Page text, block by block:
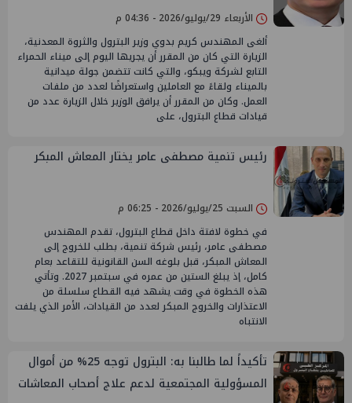
الأربعاء 29/يوليو/2026 - 04:36 م
ألغى المهندس كريم بدوي وزير البترول والثروة المعدنية،
الزيارة التي كان من المقرر أن يجريها اليوم إلى ميناء الحمراء
التابع لشركة ويبكو، والتي كانت تتضمن جولة ميدانية
بالميناء ولقاءً مع العاملين واستعراضًا لعدد من ملفات
العمل. وكان من المقرر أن يرافق الوزير خلال الزيارة عدد من
قيادات قطاع البترول، على
رئيس تنمية مصطفى عامر يختار المعاش المبكر
السبت 25/يوليو/2026 - 06:25 م
في خطوة لافتة داخل قطاع البترول، تقدم المهندس
مصطفى عامر، رئيس شركة تنمية، بطلب للخروج إلى
المعاش المبكر، قبل بلوغه السن القانونية للتقاعد بعام
كامل، إذ يبلغ الستين من عمره في سبتمبر 2027. وتأتي
هذه الخطوة في وقت يشهد فيه القطاع سلسلة من
الاعتذارات والخروج المبكر لعدد من القيادات، الأمر الذي يلفت
الانتباه
تأكيداً لما طالبنا به: البترول توجه 25% من أموال
المسؤولية المجتمعية لدعم علاج أصحاب المعاشات